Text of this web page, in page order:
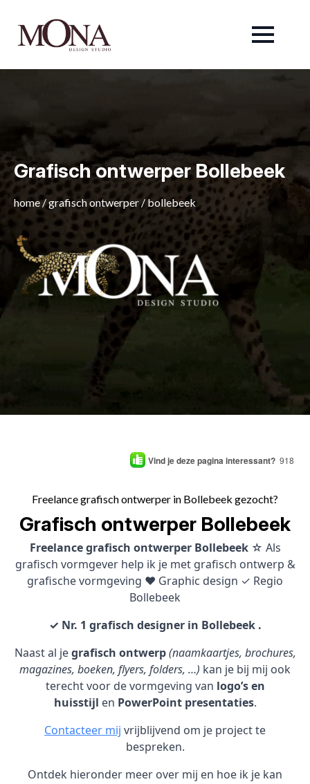
Grafisch ontwerper Bollebeek
home/grafisch ontwerper/bollebeek
Vind je deze pagina interessant? 918
Freelance grafisch ontwerper in Bollebeek gezocht?
Grafisch ontwerper Bollebeek
Freelance grafisch ontwerper Bollebeek ☆ Als
grafisch vormgever help ik je met grafisch ontwerp &
grafische vormgeving ♥ Graphic design ✓ Regio
Bollebeek
✓ Nr. 1 grafisch designer in Bollebeek .
Naast al jegrafisch ontwerp (naamkaartjes, brochures,
magazines, boeken, flyers, folders, …) kan je bij mij ook
terecht voor de vormgeving van logo’s en
huisstijl en PowerPoint presentaties.
Contacteer mij vrijblijvend om je project te
bespreken.
Ontdek hieronder meer over mij en hoe ik je kan